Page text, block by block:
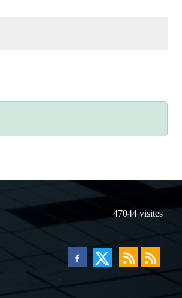
47044visites